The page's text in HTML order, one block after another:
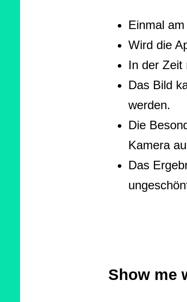
Einmal
Wird die
In der Zeit
Das Bild
werden.
Die
Kamera
Das
Show me